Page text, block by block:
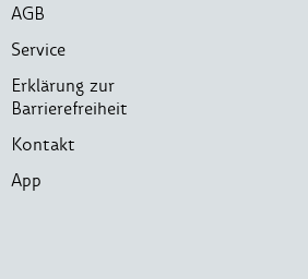
AGB
Service
Erklärung zur
Barrierefreiheit
Kontakt
App